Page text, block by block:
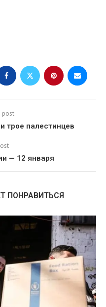
post
трое палестинцев
— 12 января
ПОНРАВИТЬСЯ